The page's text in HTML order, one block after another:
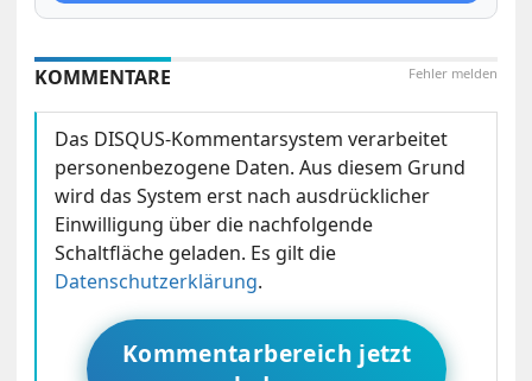
Fehler melden
KOMMENTARE
Das DISQUS-Kommentarsystem verarbeitet
personenbezogene Daten. Aus diesem Grund
wird das System erst nach ausdrücklicher
Einwilligung über die nachfolgende
Schaltfläche geladen. Es gilt die
Datenschutzerklärung.
Kommentarbereich jetzt